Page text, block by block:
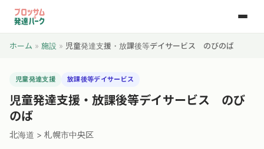
ホーム » 施設 » 児童発達支援・放課後等デイサービス のびのば
児童発達支援 放課後等デイサービス
児童発達支援・放課後等デイサービス のび
のば
北海道 > 札幌市中央区